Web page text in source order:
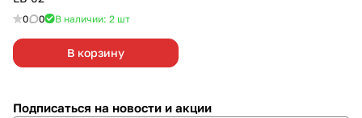
0 0 В наличии: 2 шт
В корзину
Подписаться на новости и акции